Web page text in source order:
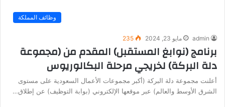
وظائف المملكة
admin مايو 23, 2024 235
برنامج (نوابغ المستقبل) المقدم من (مجموعة
دلة البركة) لخريجي مرحلة البكالوريوس
أعلنت مجموعة دلة البركة (أكبر مجموعات الأعمال السعودية على مستوى
الشرق الأوسط والعالم) عبر موقعها الإلكتروني (بوابة التوظيف) عن إطلاق…